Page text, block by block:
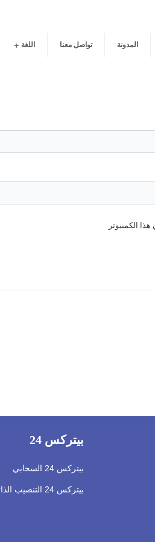
المدونة تواصل معنا اللغة
الكمبيوتر
بيتركس 24
بيتركس 24 السحابي
بيتركس 24 التنصيب الذاتي